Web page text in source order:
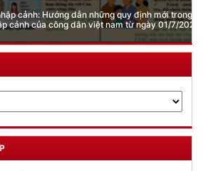
Hướng dẫn những quy định mới trong lĩnh
của công dân việt nam từ ngày 01/7/2026